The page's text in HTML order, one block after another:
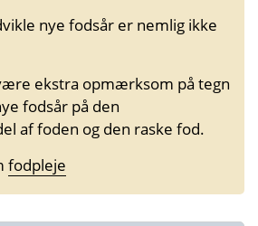
nye fodsår er nemlig ikke
ekstra opmærksom på tegn
fodsår på den
af foden og den raske fod.
fodpleje